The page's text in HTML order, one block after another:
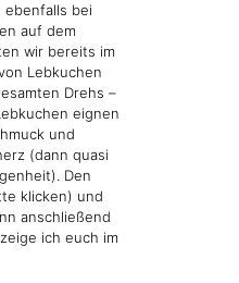
ebenfalls bei
auf dem
wir bereits im
Lebkuchen
Drehs –
eignen
und
(dann quasi
Den
klicken) und
anschließend
ich euch im